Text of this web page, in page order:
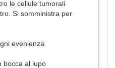
le cellule tumorali
Si somministra per
evenienza
bocca al lupo